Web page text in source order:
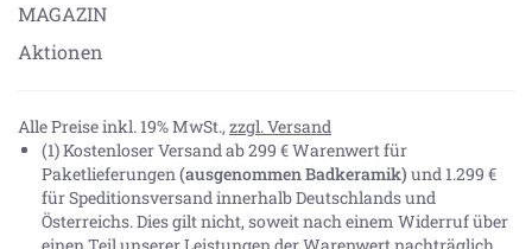
MAGAZIN
Aktionen
Alle Preise inkl. 19% MwSt., zzgl. Versand
(1) Kostenloser Versand ab 299 € Warenwert für
Paketlieferungen(ausgenommen Badkeramik) und 1.299 €
für Speditionsversand innerhalb Deutschlands und
Österreichs. Dies gilt nicht, soweit nach einem Widerruf über